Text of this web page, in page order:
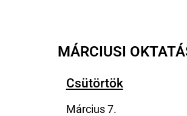
MÁRCIUSI
Csütörtök
Március 7.